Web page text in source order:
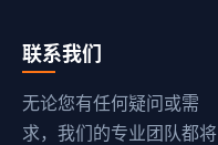
联系我们
无论您有任何疑问或需
求，我们的专业团队都将